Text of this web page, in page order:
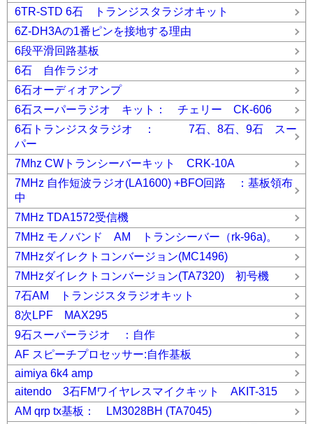
6TR-STD 6石 トランジスタラジオキット
6Z-DH3Aの1番ピンを接地する理由
6段平滑回路基板
6石 自作ラジオ
6石オーディオアンプ
6石スーパーラジオ キット： チェリー CK-606
6石トランジスタラジオ ： 7石、8石、9石 スー
パー
7Mhz CWトランシーバーキット CRK-10A
7MHz 自作短波ラジオ(LA1600) +BFO回路 ：基板領布
中
7MHz TDA1572受信機
7MHz モノバンド AM トランシーバー（rk-96a)。
7MHzダイレクトコンバージョン(MC1496)
7MHzダイレクトコンバージョン(TA7320) 初号機
7石AM トランジスタラジオキット
8次LPF MAX295
9石スーパーラジオ ：自作
AF スピーチプロセッサー:自作基板
aimiya 6k4 amp
aitendo 3石FMワイヤレスマイクキット AKIT-315
AM qrp tx基板： LM3028BH (TA7045)